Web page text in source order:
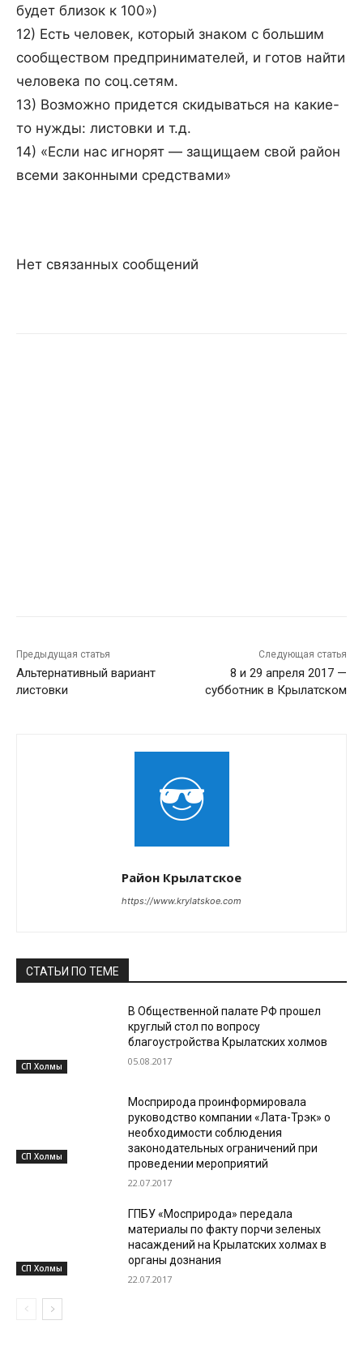
будет близок к 100»)
12) Есть человек, который знаком с большим
сообществом предпринимателей, и готов найти
человека по соц.сетям.
13) Возможно придется скидываться на какие-
то нужды: листовки и т.д.
14) «Если нас игнорят — защищаем свой район
всеми законными средствами»
Нет связанных сообщений
Предыдущая статья
Альтернативный вариант
листовки
Следующая статья
8 и 29 апреля 2017 —
субботник в Крылатском
Район Крылатское
https://www.krylatskoe.com
СТАТЬИ ПО ТЕМЕ
СП Холмы
В Общественной палате РФ прошел
круглый стол по вопросу
благоустройства Крылатских холмов
05.08.2017
СП Холмы
Мосприрода проинформировала
руководство компании «Лата-Трэк» о
необходимости соблюдения
законодательных ограничений при
проведении мероприятий
22.07.2017
СП Холмы
ГПБУ «Мосприрода» передала
материалы по факту порчи зеленых
насаждений на Крылатских холмах в
органы дознания
22.07.2017